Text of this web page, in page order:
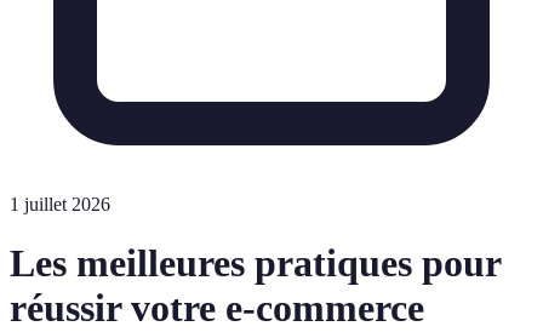
1 juillet 2026
Les meilleures pratiques pour
réussir votre e-commerce